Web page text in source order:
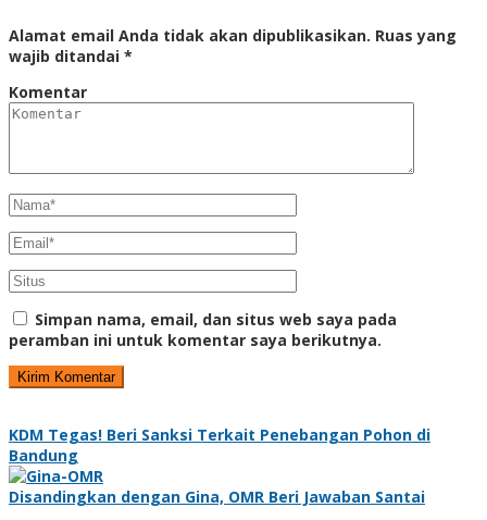
Alamat email Anda tidak akan dipublikasikan. Ruas yang
wajib ditandai *
Komentar
Simpan nama, email, dan situs web saya pada
peramban ini untuk komentar saya berikutnya.
KDM Tegas! Beri Sanksi Terkait Penebangan Pohon di
Bandung
Disandingkan dengan Gina, OMR Beri Jawaban Santai